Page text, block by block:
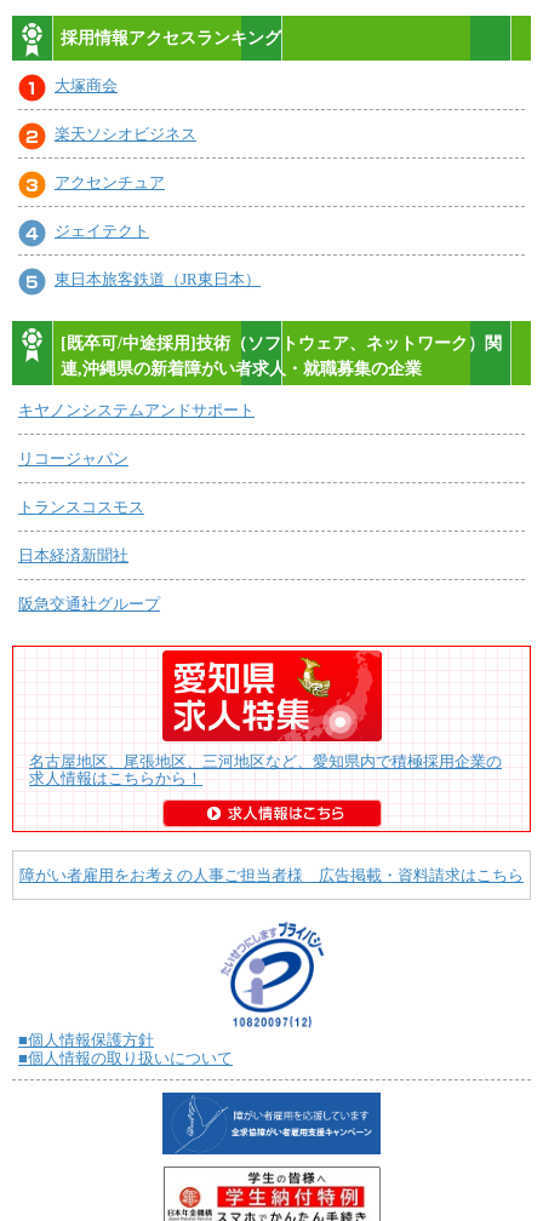
採用情報アクセスランキング
大塚商会
楽天ソシオビジネス
アクセンチュア
ジェイテクト
東日本旅客鉄道（JR東日本）
[既卒可/中途採用]技術（ソフトウェア、ネットワーク）関
連,沖縄県の新着障がい者求人・就職募集の企業
キヤノンシステムアンドサポート
リコージャパン
トランスコスモス
日本経済新聞社
阪急交通社グループ
名古屋地区、尾張地区、三河地区など、愛知県内で積極採用企業の
求人情報はこちらから！
障がい者雇用をお考えの人事ご担当者様 広告掲載・資料請求はこちら
■個人情報保護方針
■個人情報の取り扱いについて